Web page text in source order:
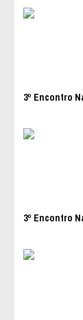
3º Encontro
3º Encontro